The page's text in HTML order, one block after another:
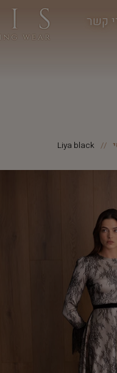
קשר
Liya black